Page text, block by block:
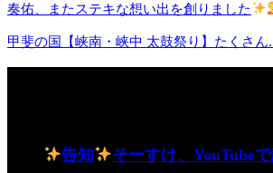
奏佑、またステキな想い出を創りました
甲斐の国【峡南・峡中 太鼓祭り】たくさん
告知 そーすけ、YouTube